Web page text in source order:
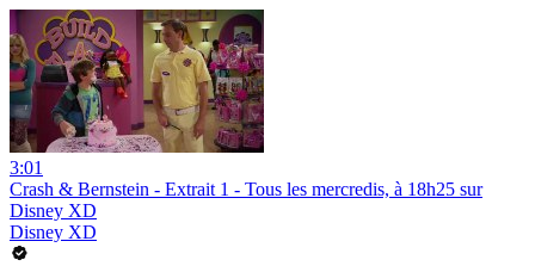
3:01
Crash & Bernstein - Extrait 1 - Tous les mercredis, à 18h25 sur
Disney XD
Disney XD